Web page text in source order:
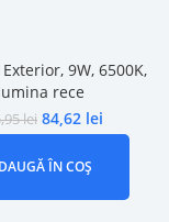
9W, 6500K,
rece
lei 84,62 lei
ÎN COȘ